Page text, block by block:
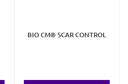
BIO CM® SCAR CONTROL